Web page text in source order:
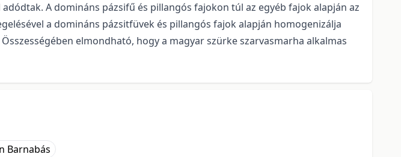
A domináns pázsifű és pillangós fajokon túl az egyéb fajok alapján az
a domináns pázsitfüvek és pillangós fajok alapján homogenizálja
elmondható, hogy a magyar szürke szarvasmarha alkalmas
Barnabás